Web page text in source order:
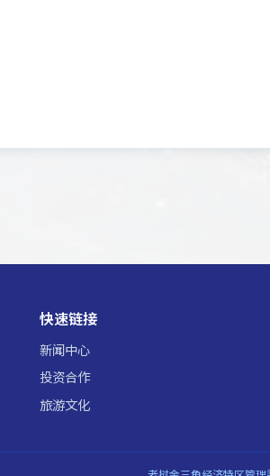
快速链接
新闻中心
投资合作
旅游文化